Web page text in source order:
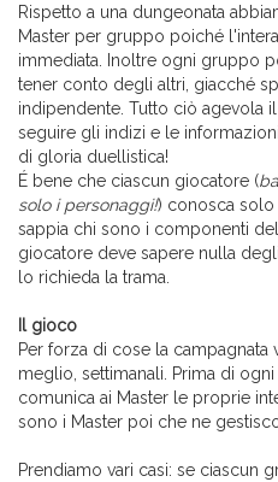
Rispetto a una dungeonata
Master per gruppo poiché
immediata. Inoltre ogni gruppo
tener conto degli altri, giacché
indipendente. Tutto ciò agevola
seguire gli indizi e le
di gloria duellistica!
É bene che ciascun giocatore (
solo i personaggi!) conosca solo
sappia chi sono i componenti
giocatore deve sapere nulla
lo richieda la trama.
Il gioco
Per forza di cose la campagnata
meglio, settimanali. Prima di
comunica ai Master le proprie
sono i Master poi che ne
Prendiamo vari casi: se ciascun